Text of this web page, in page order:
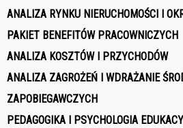
ANALIZA RYNKU NIERUCHOMOŚCI I
PAKIET BENEFITÓW PRACOWNICZYCH
ANALIZA KOSZTÓW I PRZYCHODÓW
ANALIZA ZAGROŻEŃ I WDRAŻANIE
ZAPOBIEGAWCZYCH
PEDAGOGIKA I PSYCHOLOGIA